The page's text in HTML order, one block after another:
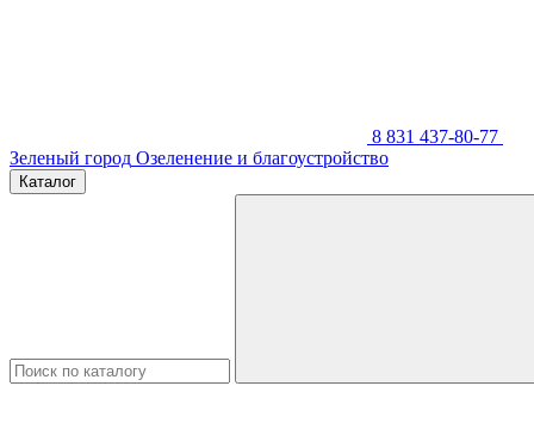
8 831 437-80-77
Зеленый город Озеленение и благоустройство
Каталог